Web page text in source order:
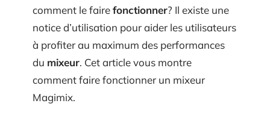
comment le fairefonctionner? Il existe une
notice d’utilisation pour aider les utilisateurs
à profiter au maximum des performances
du mixeur. Cet article vous montre
comment faire fonctionner un mixeur
Magimix.